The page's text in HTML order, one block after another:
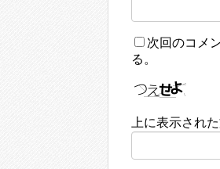
次回のコメ
る。
上に表示され